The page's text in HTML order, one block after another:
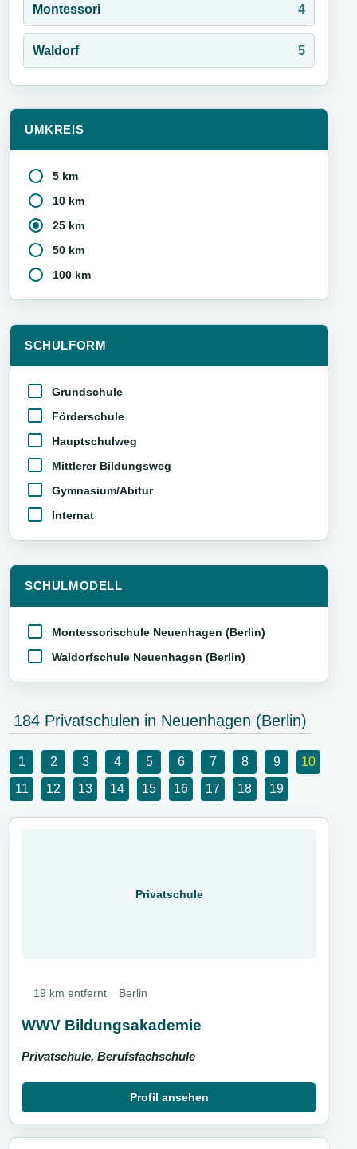
Montessori 4
Waldorf 5
UMKREIS
5 km
10 km
25 km
50 km
100 km
SCHULFORM
Grundschule
Förderschule
Hauptschulweg
Mittlerer Bildungsweg
Gymnasium/Abitur
Internat
SCHULMODELL
Montessorischule Neuenhagen (Berlin)
Waldorfschule Neuenhagen (Berlin)
184 Privatschulen in Neuenhagen (Berlin)
1 2 3 4 5 6 7 8 9
10
11
12 13 14 15 16 17 18 19
Privatschule
19 km entfernt Berlin
WWV Bildungsakademie
Privatschule, Berufsfachschule
Profil ansehen